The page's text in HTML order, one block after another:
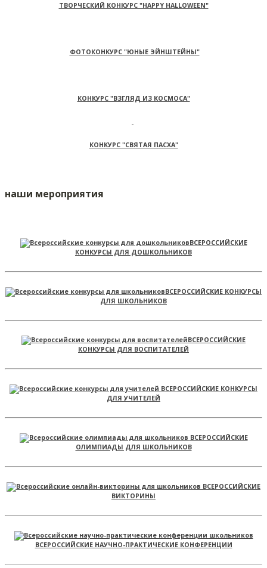
ТВОРЧЕСКИЙ КОНКУРС "HAPPY HALLOWEEN"
ФОТОКОНКУРС "ЮНЫЕ ЭЙНШТЕЙНЫ"
КОНКУРС "ВЗГЛЯД ИЗ КОСМОСА"
КОНКУРС "СВЯТАЯ ПАСХА"
наши мероприятия
ВСЕРОССИЙСКИЕ
КОНКУРСЫ ДЛЯ ДОШКОЛЬНИКОВ
ВСЕРОССИЙСКИЕ КОНКУРСЫ
ДЛЯ ШКОЛЬНИКОВ
ВСЕРОССИЙСКИЕ
КОНКУРСЫ ДЛЯ ВОСПИТАТЕЛЕЙ
ВСЕРОССИЙСКИЕ КОНКУРСЫ
ДЛЯ УЧИТЕЛЕЙ
ВСЕРОССИЙСКИЕ
ОЛИМПИАДЫ ДЛЯ ШКОЛЬНИКОВ
ВСЕРОССИЙСКИЕ
ВИКТОРИНЫ
ВСЕРОССИЙСКИЕ НАУЧНО-ПРАКТИЧЕСКИЕ КОНФЕРЕНЦИИ